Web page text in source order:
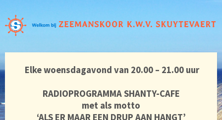
Elke woensdagavond van 20.00 – 21.00 uur
RADIOPROGRAMMA SHANTY-CAFE
met als motto
‘ALS ER MAAR EEN DRUP AAN HANGT’